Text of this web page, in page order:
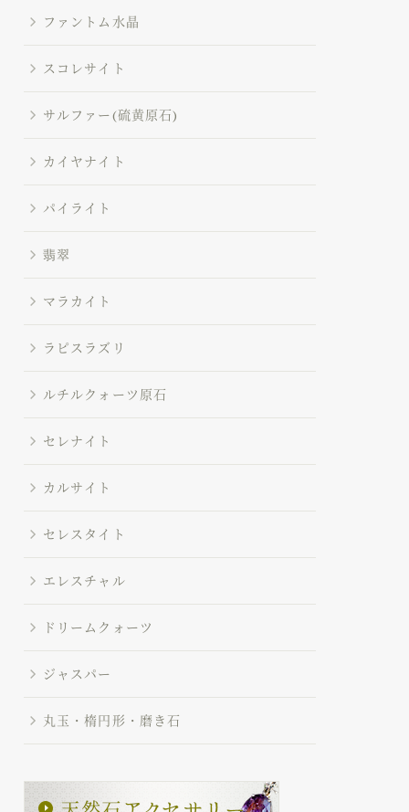
ファントム水晶
スコレサイト
サルファー(硫黄原石)
カイヤナイト
パイライト
翡翠
マラカイト
ラピスラズリ
ルチルクォーツ原石
セレナイト
カルサイト
セレスタイト
エレスチャル
ドリームクォーツ
ジャスパー
丸玉・楕円形・磨き石